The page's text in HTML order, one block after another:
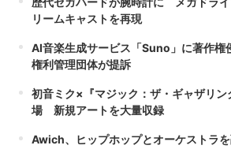
リームキャストを再現
AI音楽生成サービス「Suno」に著作
権利管理団体が提訴
初音ミク×『マジック：ザ・ギャザリ
場 新規アートを大量収録
Awich、ヒップホップとオーケストラ